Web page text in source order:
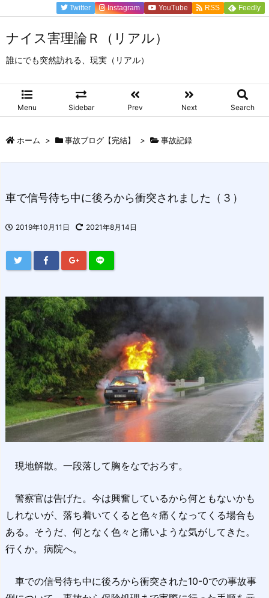
ナイス害理論Ｒ（リアル）
誰にでも突然訪れる、現実（リアル）
Menu Sidebar Prev Next Search
Twitter Instagram YouTube RSS Feedly
ホーム > 事故ブログ【完結】 > 事故記録
車で信号待ち中に後ろから衝突されました（３）
2019年10月11日 2021年8月14日
現地解散。一段落して胸をなでおろす。
警察官は告げた。今は興奮しているから何ともないかも
しれないが、落ち着いてくると色々痛くなってくる場合も
ある。そうだ、何となく色々と痛いような気がしてきた。
行くか。病院へ。
車での信号待ち中に後ろから衝突された10-0での事故事